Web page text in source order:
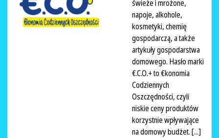
świeże i mrożone,
napoje, alkohole,
kosmetyki, chemię
gospodarczą, a także
artykuły gospodarstwa
domowego. Hasło marki
€.C.O.+ to €konomia
Codziennych
Oszczędności, czyli
niskie ceny produktów
korzystnie wpływające
na domowy budżet. [...]